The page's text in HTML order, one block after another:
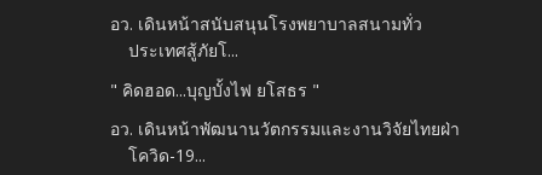
อว. เดินหน้าสนับสนุนโรงพยาบาลสนามทั่ว
ประเทศสู้ภัยโ...
" คิดฮอด...บุญบั้งไฟ ยโสธร "
อว. เดินหน้าพัฒนานวัตกรรมและงานวิจัยไทยฝ่า
โควิด-19...